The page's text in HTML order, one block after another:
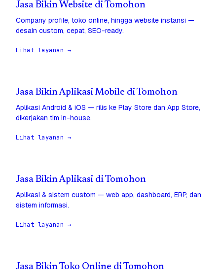
Jasa Bikin Website di Tomohon
Company profile, toko online, hingga website instansi —
desain custom, cepat, SEO-ready.
Lihat layanan →
Jasa Bikin Aplikasi Mobile di Tomohon
Aplikasi Android & iOS — rilis ke Play Store dan App Store,
dikerjakan tim in-house.
Lihat layanan →
Jasa Bikin Aplikasi di Tomohon
Aplikasi & sistem custom — web app, dashboard, ERP, dan
sistem informasi.
Lihat layanan →
Jasa Bikin Toko Online di Tomohon